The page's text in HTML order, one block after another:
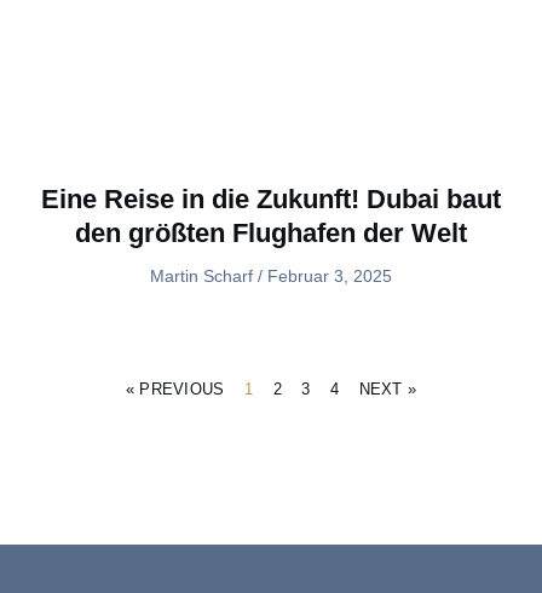
Eine Reise in die Zukunft! Dubai baut
den größten Flughafen der Welt
Martin Scharf Februar 3, 2025
« PREVIOUS 1 2 3 4 NEXT »